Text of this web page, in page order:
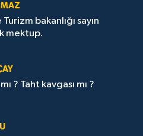
bakanlığı sayın
mektup.
? Taht kavgası mı ?